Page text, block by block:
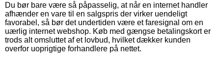
Du bør bare være så påpasselig, at når en internet handler
afhænder en vare til en salgspris der virker uendeligt
favorabel, så bør det undertiden være et faresignal om en
uærlig internet webshop. Køb med gængse betalingskort er
trods alt omsluttet af et lovbud, hvilket dækker kunden
overfor uoprigtige forhandlere på nettet.